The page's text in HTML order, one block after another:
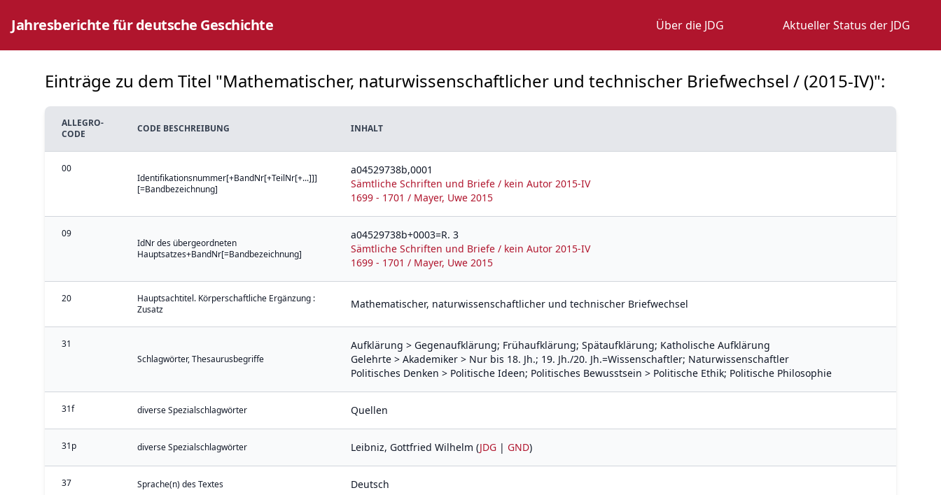
Jahresberichte für deutsche Geschichte Über die JDG Aktueller Status der JDG
Einträge zu dem Titel "Mathematischer, naturwissenschaftlicher und technischer Briefwechsel / (2015-IV)":
ALLEGRO-
CODE
CODE BESCHREIBUNG INHALT
00
Identifikationsnummer[+BandNr[+TeilNr[+...]]]
[=Bandbezeichnung]
a04529738b,0001
Sämtliche Schriften und Briefe / kein Autor 2015-IV
1699 - 1701 / Mayer, Uwe 2015
09
IdNr des übergeordneten
Hauptsatzes+BandNr[=Bandbezeichnung]
a04529738b+0003=R. 3
Sämtliche Schriften und Briefe / kein Autor 2015-IV
1699 - 1701 / Mayer, Uwe 2015
20
Hauptsachtitel. Körperschaftliche Ergänzung :
Zusatz
Mathematischer, naturwissenschaftlicher und technischer Briefwechsel
31
Schlagwörter, Thesaurusbegriffe
Aufklärung > Gegenaufklärung; Frühaufklärung; Spätaufklärung; Katholische Aufklärung
Gelehrte > Akademiker > Nur bis 18. Jh.; 19. Jh./20. Jh.=Wissenschaftler; Naturwissenschaftler
Politisches Denken > Politische Ideen; Politisches Bewusstsein > Politische Ethik; Politische Philosophie
31f diverse Spezialschlagwörter Quellen
31p diverse Spezialschlagwörter Leibniz, Gottfried Wilhelm (JDG | GND)
37 Sprache(n) des Textes Deutsch